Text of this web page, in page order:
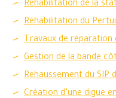
Réhabilitation de la
Réhabilitation du
Travaux de réparation
Gestion de la bande
Rehaussement du SIP
Création d’une digue